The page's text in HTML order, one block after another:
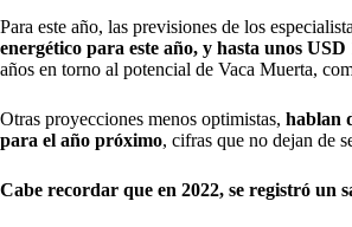
Para este año, las previsiones de los
energético para este año, y hasta unos
años en torno al potencial de Vaca Muerta,
Otras proyecciones menos optimistas, hablan
para el año próximo, cifras que no dejan de
Cabe recordar que en 2022, se registró un